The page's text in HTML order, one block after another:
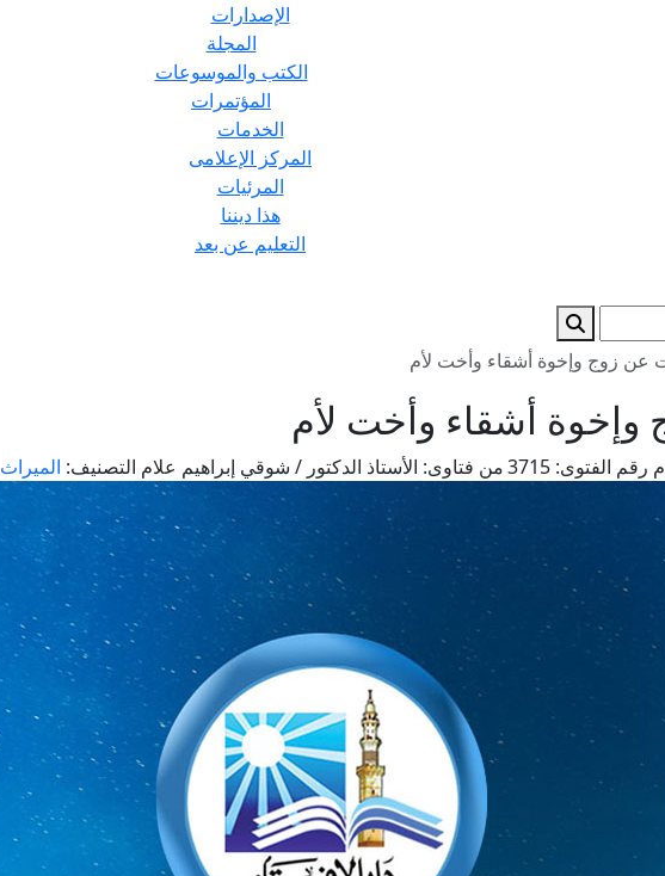
الإصدارات
المجلة
الكتب والموسوعات
المؤتمرات
الخدمات
المركز الإعلامى
المرئيات
هذا ديننا
التعليم عن بعد
عن زوج وإخوة أشقاء وأخت لأم
أشقاء وأخت لأم
رقم الفتوى: من فتاوى: الأستاذ الدكتور / شوقي إبراهيم علام التصنيف: الميراث